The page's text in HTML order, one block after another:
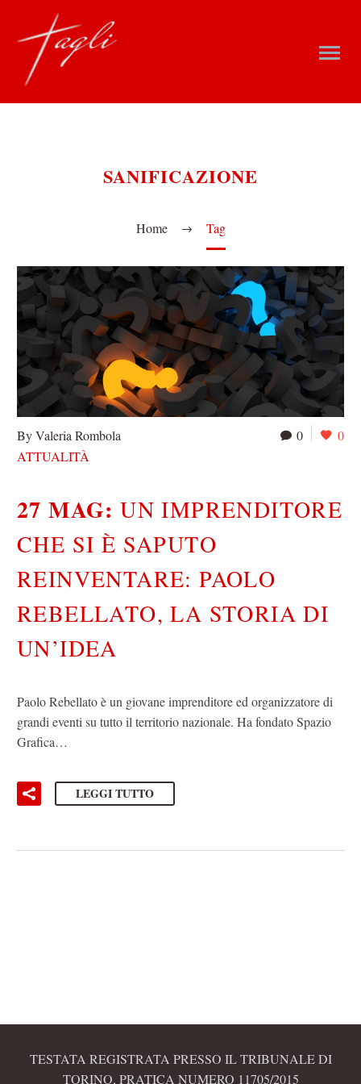
SANIFICAZIONE
Home Tag
0 0
By Valeria Rombola
ATTUALITÀ
27 MAG:UN IMPRENDITORE
CHE SI È SAPUTO
REINVENTARE: PAOLO
REBELLATO, LA STORIA DI
UN’IDEA
Paolo Rebellato è un giovane imprenditore ed organizzatore di
grandi eventi su tutto il territorio nazionale. Ha fondato Spazio
Grafica…
LEGGI TUTTO
TESTATA REGISTRATA PRESSO IL TRIBUNALE DI
TORINO, PRATICA NUMERO 11705/2015